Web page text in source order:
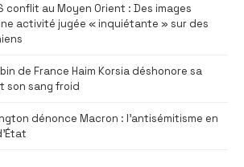
conflit au Moyen Orient : Des images
activité jugée « inquiétante » sur des
de France Haim Korsia déshonore sa
son sang froid
dénonce Macron : l’antisémitisme en